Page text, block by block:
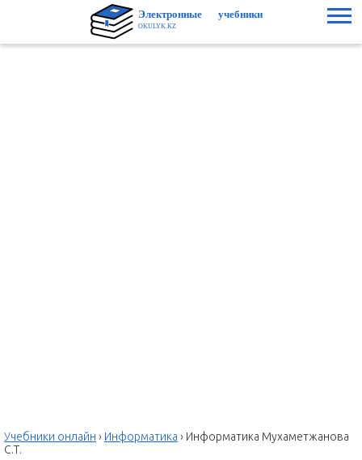
Учебники онлайн › Информатика › Информатика Мухаметжанова
С.Т.